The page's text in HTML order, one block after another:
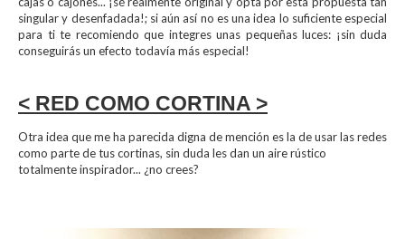
singular y desenfadada!; si aún así no es una idea lo suficiente especial
para ti te recomiendo que integres unas pequeñas luces: ¡sin duda
conseguirás un efecto todavía más especial!
< RED COMO CORTINA >
Otra idea que me ha parecida digna de mención es la de usar las redes
como parte de tus cortinas, sin duda les dan un aire rústico
totalmente inspirador... ¿no crees?